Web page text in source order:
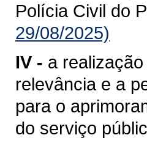
Polícia Civil do
29/08/2025)
IV - a
relevância e a
para o
do serviço